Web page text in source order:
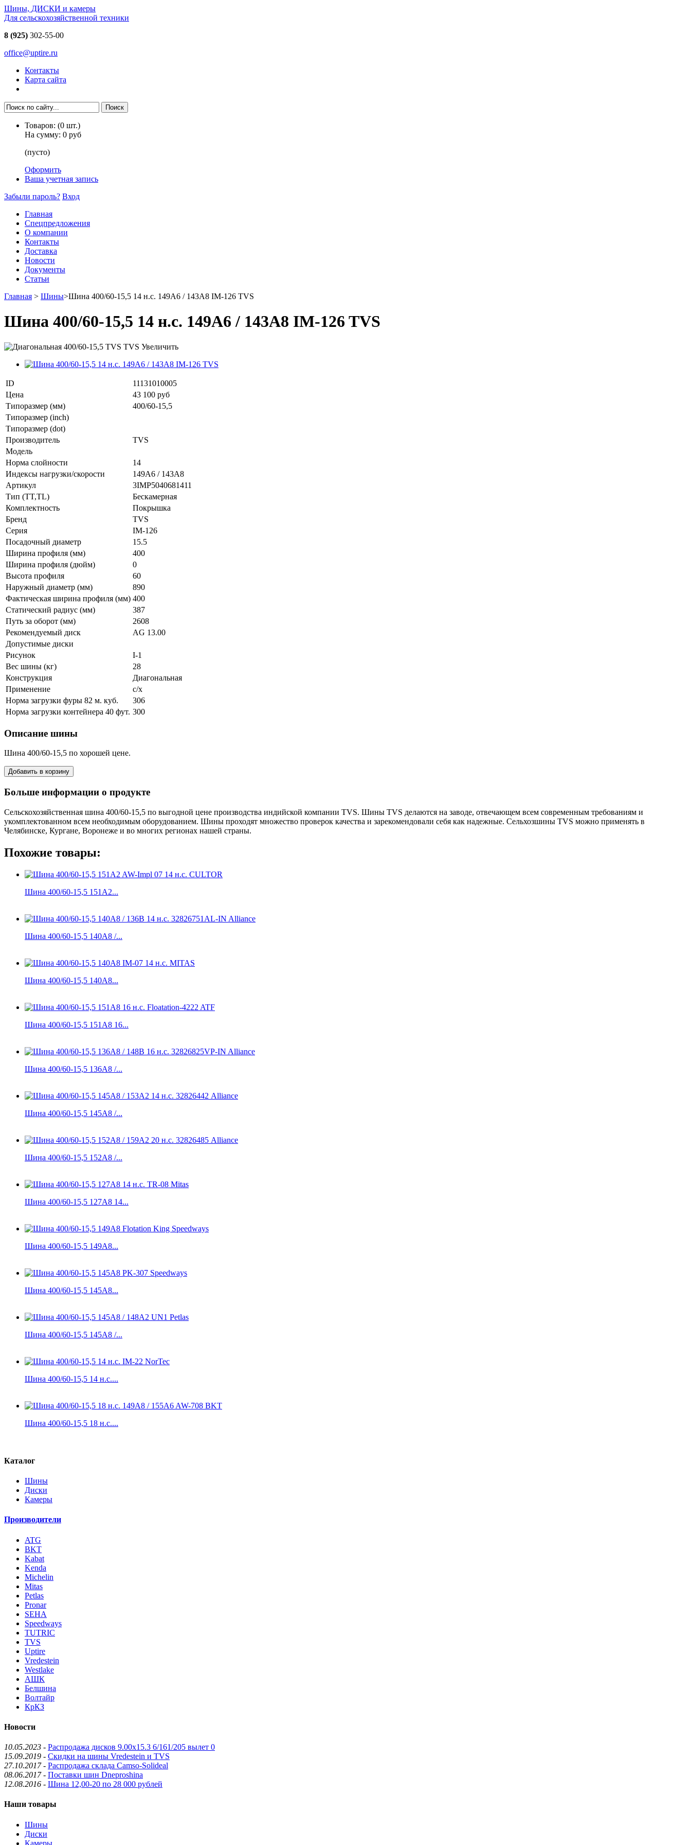
Шины, ДИСКИ и камеры
Для сельскохозяйственной техники
8 (925) 302-55-00
office@uptire.ru
Контакты
Карта сайта
Товаров: (0 шт.)
На сумму: 0 руб
(пусто)
Оформить
Ваша учетная запись
Забыли пароль? Вход
Главная
Спецпредложения
О компании
Контакты
Доставка
Новости
Документы
Статьи
Главная > Шины>Шина 400/60-15,5 14 н.с. 149A6 / 143A8 IM-126 TVS
Шина 400/60-15,5 14 н.с. 149A6 / 143A8 IM-126 TVS
Увеличить
ID
11131010005
Цена
43 100 руб
Типоразмер (мм)
400/60-15,5
Типоразмер (inch)
Типоразмер (dot)
Производитель
TVS
Модель
Норма слойности
14
Индексы нагрузки/скорости
149A6 / 143A8
Артикул
3IMP5040681411
Тип (TT,TL)
Бескамерная
Комплектность
Покрышка
Бренд
TVS
Серия
IM-126
Посадочный диаметр
15.5
Ширина профиля (мм)
400
Ширина профиля (дюйм)
0
Высота профиля
60
Наружный диаметр (мм)
890
Фактическая ширина профиля (мм) 400
Статический радиус (мм)
387
Путь за оборот (мм)
2608
Рекомендуемый диск
AG 13.00
Допустимые диски
Рисунок
I-1
Вес шины (кг)
28
Конструкция
Диагональная
Применение
с/х
Норма загрузки фуры 82 м. куб.
306
Норма загрузки контейнера 40 фут. 300
Описание шины
Шина 400/60-15,5 по хорошей цене.
Больше информации о продукте
Сельскохозяйственная шина 400/60-15,5 по выгодной цене производства индийской компании TVS. Шины TVS делаются на заводе, отвечающем всем современным требованиям и
укомплектованном всем необходимым оборудованием. Шины проходят множество проверок качества и зарекомендовали себя как надежные. Сельхозшины TVS можно применять в
Челябинске, Кургане, Воронеже и во многих регионах нашей страны.
Похожие товары:
Шина 400/60-15,5 151A2...
Шина 400/60-15,5 140A8 /...
Шина 400/60-15,5 140A8...
Шина 400/60-15,5 151A8 16...
Шина 400/60-15,5 136A8 /...
Шина 400/60-15,5 145A8 /...
Шина 400/60-15,5 152A8 /...
Шина 400/60-15,5 127A8 14...
Шина 400/60-15,5 149A8...
Шина 400/60-15,5 145A8...
Шина 400/60-15,5 145A8 /...
Шина 400/60-15,5 14 н.с....
Шина 400/60-15,5 18 н.с....
Каталог
Шины
Диски
Камеры
Производители
ATG
BKT
Kabat
Kenda
Michelin
Mitas
Petlas
Pronar
SEHA
Speedways
TUTRIC
TVS
Uptire
Vredestein
Westlake
АШК
Белшина
Волтайр
КрКЗ
Новости
10.05.2023 - Распродажа дисков 9.00x15.3 6/161/205 вылет 0
15.09.2019 - Скидки на шины Vredestein и TVS
27.10.2017- Распродажа склада Camso-Solideal
08.06.2017- Поставки шин Dneproshina
12.08.2016 - Шина 12,00-20 по 28 000 рублей
Наши товары
Шины
Диски
Камеры